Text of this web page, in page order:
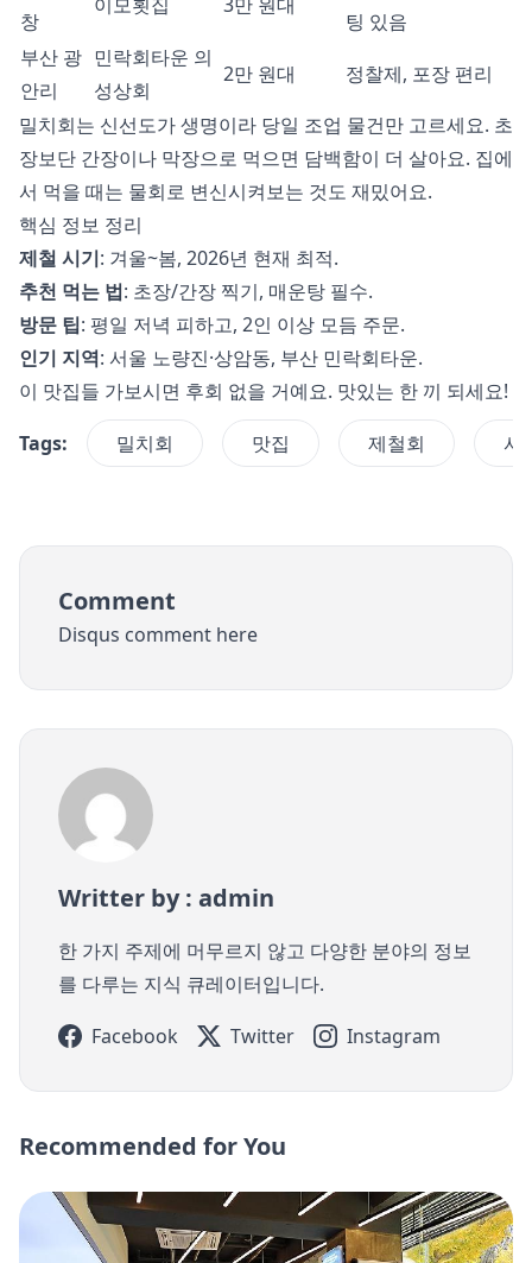
창
팅 있음
부산 광
안리
민락회타운 의
성상회
2만 원대
정찰제, 포장 편리
밀치회는 신선도가 생명이라 당일 조업 물건만 고르세요. 초
장보단 간장이나 막장으로 먹으면 담백함이 더 살아요. 집에
서 먹을 때는 물회로 변신시켜보는 것도 재밌어요.
핵심 정보 정리
제철 시기: 겨울~봄, 2026년 현재 최적.
추천 먹는 법: 초장/간장 찍기, 매운탕 필수.
방문 팁: 평일 저녁 피하고, 2인 이상 모듬 주문.
인기 지역: 서울 노량진·상암동, 부산 민락회타운.
이 맛집들 가보시면 후회 없을 거예요. 맛있는 한 끼 되세요!
Tags:
밀치회 맛집 제철회 서
Comment
Disqus comment here
Writter by : admin
한 가지 주제에 머무르지 않고 다양한 분야의 정보
를 다루는 지식 큐레이터입니다.
Facebook
Twitter Instagram
Recommended for You